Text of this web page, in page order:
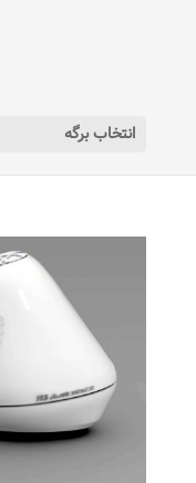
انتخاب برگه